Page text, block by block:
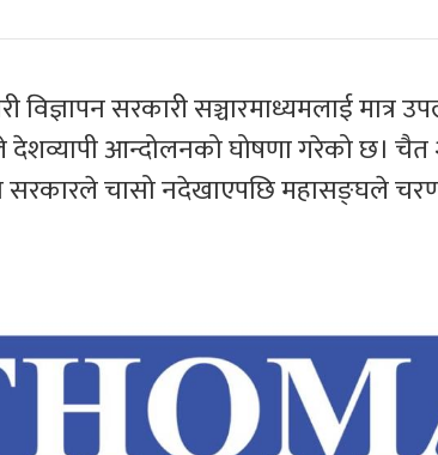
सरकारी सञ्चारमाध्यमलाई मात्र
देशव्यापी आन्दोलनको घोषणा गरेको छ।
पनि सरकारले चासो नदेखाएपछि महासङ्घले